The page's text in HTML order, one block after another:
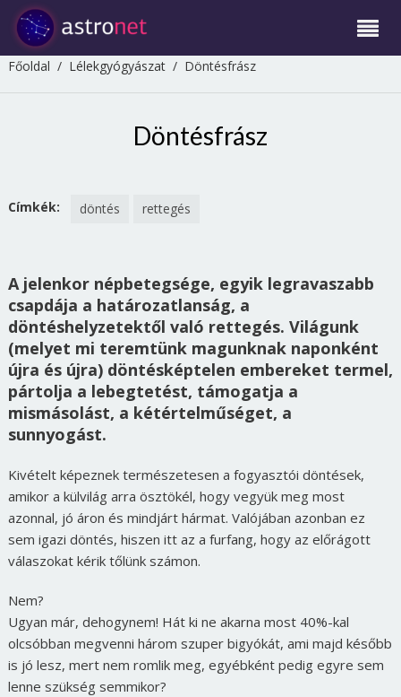
Főoldal / Lélekgyógyászat/ Döntésfrász
Döntésfrász
Címkék: döntés rettegés
A jelenkor népbetegsége, egyik legravaszabb
csapdája a határozatlanság, a
döntéshelyzetektől való rettegés. Világunk
(melyet mi teremtünk magunknak naponként
újra és újra) döntésképtelen embereket termel,
pártolja a lebegtetést, támogatja a
mismásolást, a kétértelműséget, a
sunnyogást.
Kivételt képeznek természetesen a fogyasztói döntések,
amikor a külvilág arra ösztökél, hogy vegyük meg most
azonnal, jó áron és mindjárt hármat. Valójában azonban ez
sem igazi döntés, hiszen itt az a furfang, hogy az előrágott
válaszokat kérik tőlünk számon.
Nem?
Ugyan már, dehogynem! Hát ki ne akarna most 40%-kal
olcsóbban megvenni három szuper bigyókát, ami majd később
is jó lesz, mert nem romlik meg, egyébként pedig egyre sem
lenne szükség semmikor?